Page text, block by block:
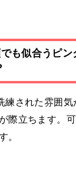
も似合うピ
練された雰囲気
際立ちます。可
。